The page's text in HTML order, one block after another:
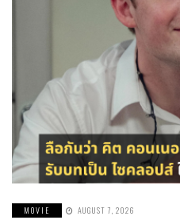
MOVIE AUGUST 7, 2026